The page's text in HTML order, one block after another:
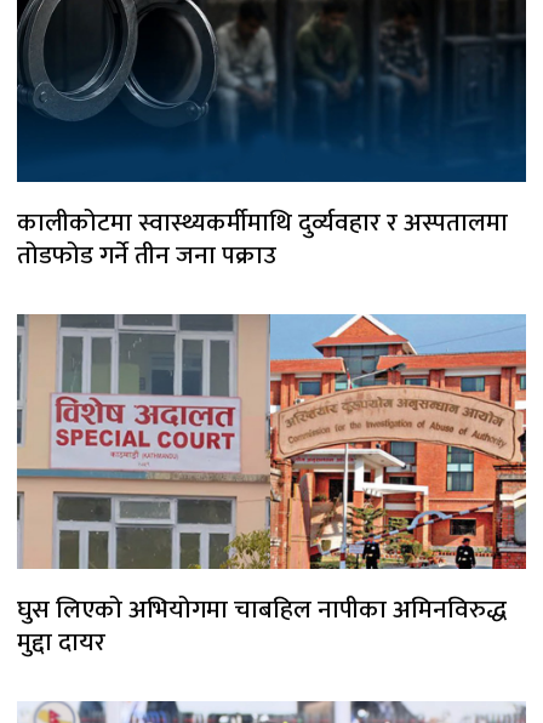
कालीकोटमा स्वास्थ्यकर्मीमाथि दुर्व्यवहार र अस्पतालमा
तोडफोड गर्ने तीन जना पक्राउ
घुस लिएको अभियोगमा चाबहिल नापीका अमिनविरुद्ध
मुद्दा दायर